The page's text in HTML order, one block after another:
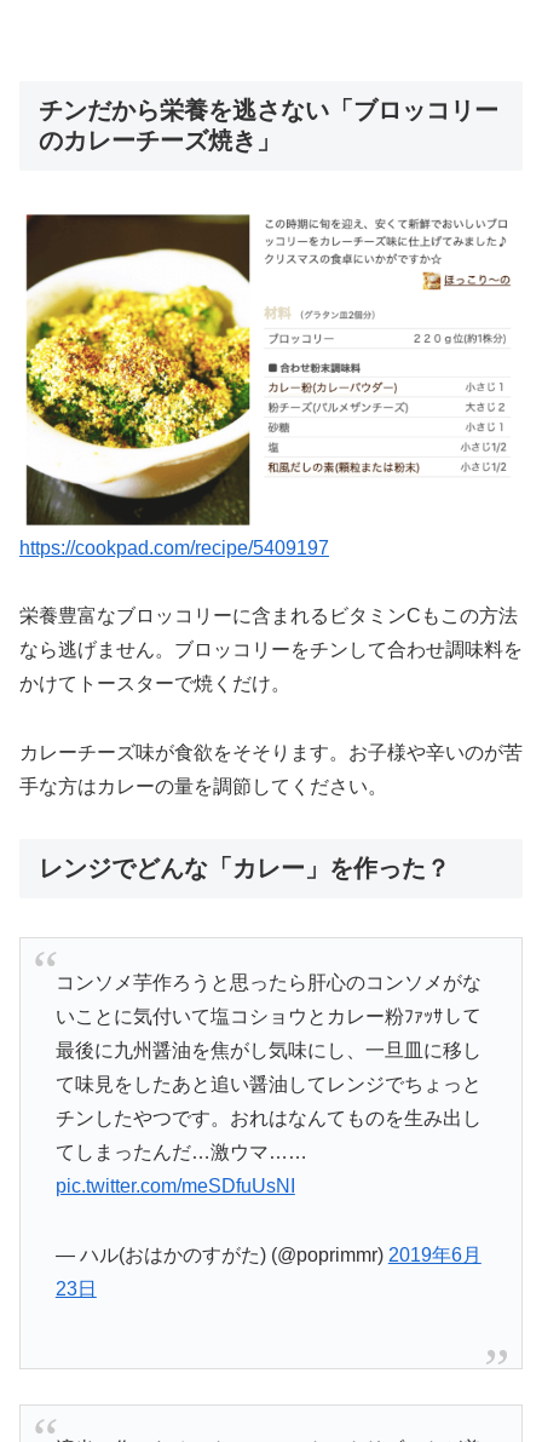
チンだから栄養を逃さない「ブロッコリー
のカレーチーズ焼き」
https://cookpad.com/recipe/5409197
栄養豊富なブロッコリーに含まれるビタミンCもこの方法
なら逃げません。ブロッコリーをチンして合わせ調味料を
かけてトースターで焼くだけ。
カレーチーズ味が食欲をそそります。お子様や辛いのが苦
手な方はカレーの量を調節してください。
レンジでどんな「カレー」を作った？
コンソメ芋作ろうと思ったら肝心のコンソメがな
いことに気付いて塩コショウとカレー粉ﾌｧｯｻして
最後に九州醤油を焦がし気味にし、一旦皿に移し
て味見をしたあと追い醤油してレンジでちょっと
チンしたやつです。おれはなんてものを生み出し
てしまったんだ…激ウマ……
pic.twitter.com/meSDfuUsNI
— ハル(おはかのすがた) (@poprimmr) 2019年6月
23日